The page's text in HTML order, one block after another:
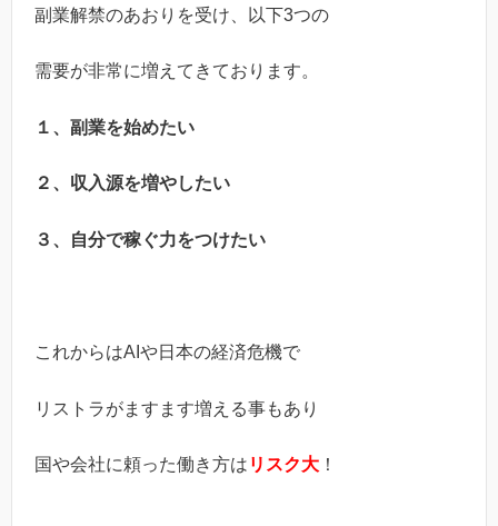
副業解禁のあおりを受け、以下3つの
需要が非常に増えてきております。
１、副業を始めたい
２、収入源を増やしたい
３、自分で稼ぐ力をつけたい
これからはAIや日本の経済危機で
リストラがますます増える事もあり
国や会社に頼った働き方は リスク大 ！